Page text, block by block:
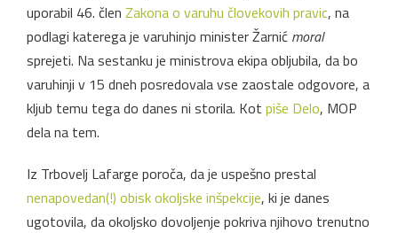
uporabil 46. člen Zakona o varuhu človekovih pravic, na
podlagi katerega je varuhinjo minister Žarnić moral
sprejeti. Na sestanku je ministrova ekipa obljubila, da bo
varuhinji v 15 dneh posredovala vse zaostale odgovore, a
kljub temu tega do danes ni storila. Kot piše Delo, MOP
dela na tem.
Iz Trbovelj Lafarge poroča, da je uspešno prestal
nenapovedan(!) obisk okoljske inšpekcije, ki je danes
ugotovila, da okoljsko dovoljenje pokriva njihovo trenutno